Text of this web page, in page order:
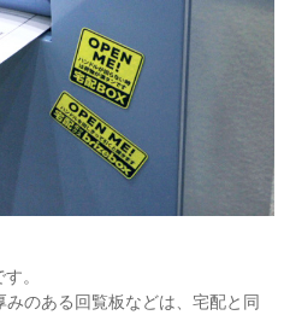
。
のある回覧板などは、宅配と同